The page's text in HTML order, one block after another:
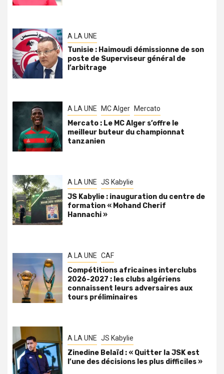
A LA UNE
Tunisie : Haimoudi démissionne de son
poste de Superviseur général de
l’arbitrage
A LA UNE MC Alger Mercato
Mercato : Le MC Alger s’offre le
meilleur buteur du championnat
tanzanien
A LA UNE JS Kabylie
JS Kabylie : inauguration du centre de
formation « Mohand Cherif
Hannachi »
A LA UNE CAF
Compétitions africaines interclubs
2026-2027 : les clubs algériens
connaissent leurs adversaires aux
tours préliminaires
A LA UNE JS Kabylie
Zinedine Belaïd : « Quitter la JSK est
l’une des décisions les plus difficiles »